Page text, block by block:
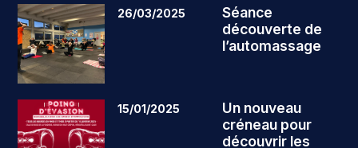
26/03/2025
Séance
découverte de
l’automassage
15/01/2025
Un nouveau
créneau pour
découvrir les